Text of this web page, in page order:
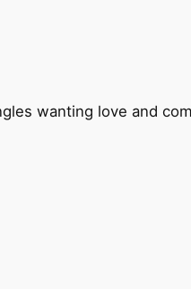
wanting love and